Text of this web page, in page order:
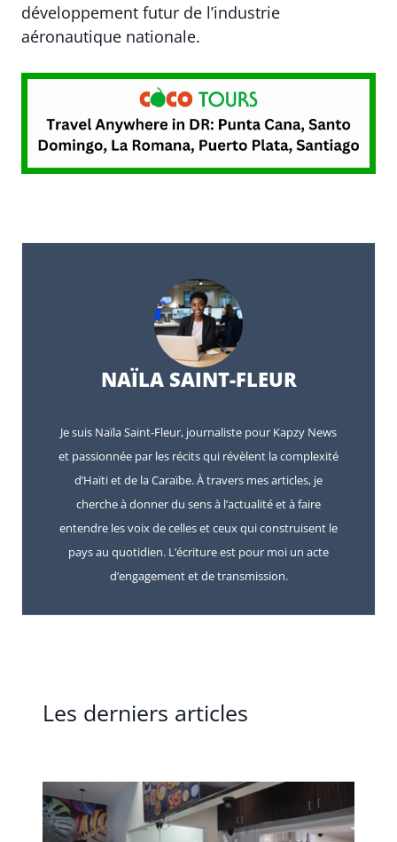
développement futur de l’industrie
aéronautique nationale.
NAÏLA SAINT-FLEUR
Je suis Naïla Saint-Fleur, journaliste pour Kapzy News
et passionnée par les récits qui révèlent la complexité
d’Haïti et de la Caraïbe. À travers mes articles, je
cherche à donner du sens à l’actualité et à faire
entendre les voix de celles et ceux qui construisent le
pays au quotidien. L’écriture est pour moi un acte
d’engagement et de transmission.
Les derniers articles